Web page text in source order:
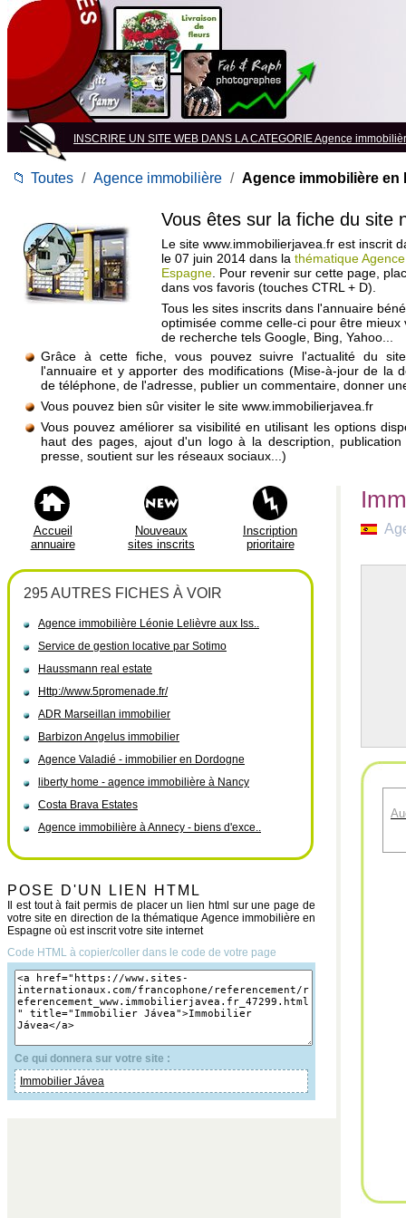
INSCRIRE UN SITE WEB DANS LA CATEGORIE Agence
📁 Toutes / Agence immobilière / Agence immobilière en
Vous êtes sur la fiche du site
Le site www.immobilierjavea.fr est inscrit
le 07 juin 2014 dans la thématique
Espagne . Pour revenir sur cette page,
dans vos favoris (touches CTRL + D).
Tous les sites inscrits dans l'annuaire
optimisée comme celle-ci pour être mieux
de recherche tels Google, Bing, Yahoo...
Grâce à cette fiche, vous pouvez suivre l'actualité du
l'annuaire et y apporter des modifications (Mise-à-jour de la
de téléphone, de l'adresse, publier un commentaire, donner
Vous pouvez bien sûr visiter le site www.immobilierjavea.fr
Vous pouvez améliorer sa visibilité en utilisant les options
haut des pages, ajout d'un logo à la description,
presse, soutient sur les réseaux sociaux...)
Accueil
annuaire
Nouveaux
sites inscrits
Inscription
prioritaire
295 AUTRES FICHES À VOIR
Agence immobilière Léonie Lelièvre aux Iss..
Service de gestion locative par Sotimo
Haussmann real estate
Http://www.5promenade.fr/
ADR Marseillan immobilier
Barbizon Angelus immobilier
Agence Valadié - immobilier en Dordogne
liberty home - agence immobilière à Nancy
Costa Brava Estates
Agence immobilière à Annecy - biens d'exce..
POSE D'UN LIEN HTML
Il est tout à fait permis de placer un lien html sur une page de
votre site en direction de la thématique Agence immobilière en
Espagne où est inscrit votre site internet
Code HTML à copier/coller dans le code de votre page
Ce qui donnera sur votre site :
Immobilier Jávea